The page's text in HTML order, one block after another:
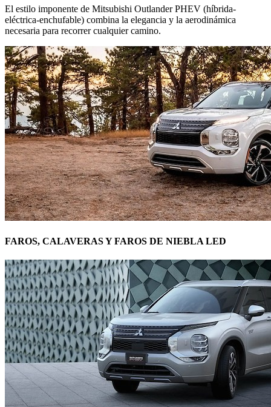
El estilo imponente de Mitsubishi Outlander PHEV (híbrida-
eléctrica-enchufable) combina la elegancia y la aerodinámica
necesaria para recorrer cualquier camino.
FAROS, CALAVERAS Y FAROS DE NIEBLA LED